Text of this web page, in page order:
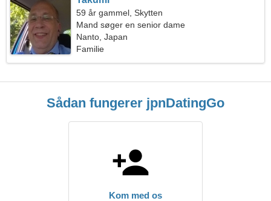
59 år gammel, Skytten
Mand søger en senior dame
Nanto, Japan
Familie
Sådan fungerer jpnDatingGo
Kom med os